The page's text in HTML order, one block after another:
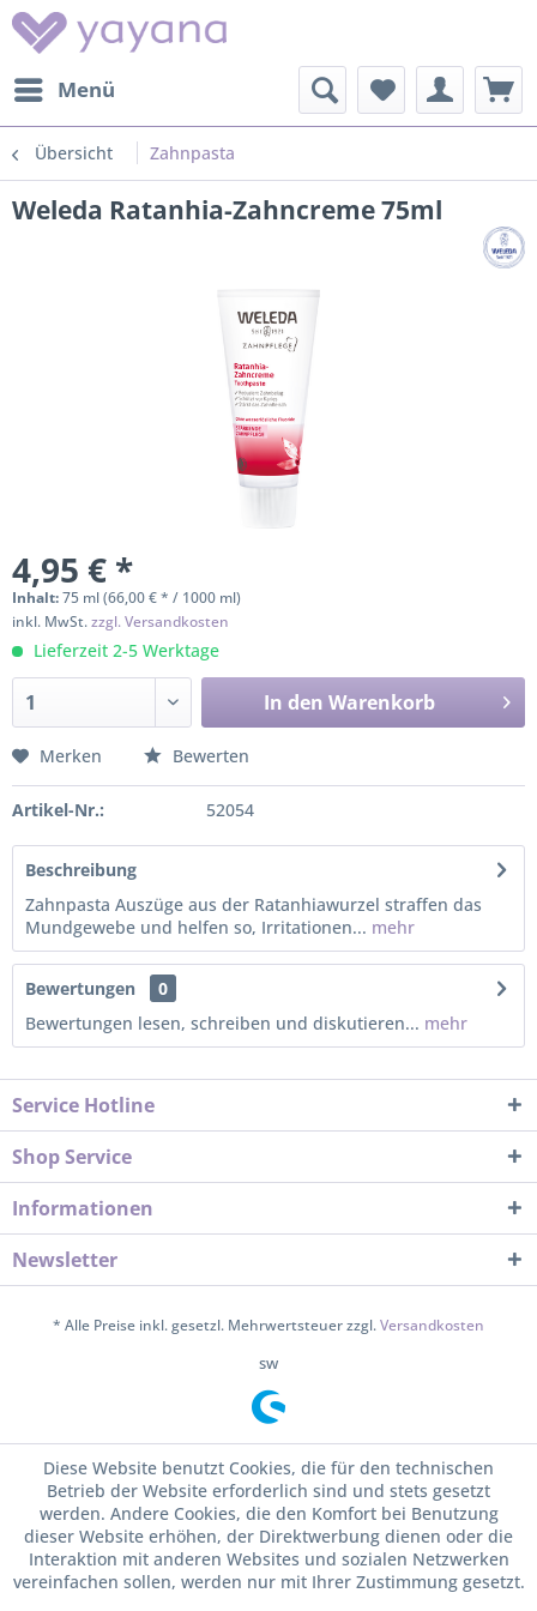
Menü
Übersicht Zahnpasta
Weleda Ratanhia-Zahncreme 75ml
4,95 € *
Inhalt:75 ml (66,00 € * / 1000 ml)
inkl. MwSt.zzgl. Versandkosten
Lieferzeit 2-5 Werktage
In den Warenkorb
Merken Bewerten
Artikel-Nr.: 52054
Beschreibung
Zahnpasta Auszüge aus der Ratanhiawurzel straffen das
Mundgewebe und helfen so, Irritationen... mehr
Bewertungen
0
Bewertungen lesen, schreiben und diskutieren... mehr
Service Hotline
Shop Service
Informationen
Newsletter
* Alle Preise inkl. gesetzl. Mehrwertsteuer zzgl.Versandkosten
sw
Diese Website benutzt Cookies, die für den technischen
Betrieb der Website erforderlich sind und stets gesetzt
werden. Andere Cookies, die den Komfort bei Benutzung
dieser Website erhöhen, der Direktwerbung dienen oder die
Interaktion mit anderen Websites und sozialen Netzwerken
vereinfachen sollen, werden nur mit Ihrer Zustimmung gesetzt.